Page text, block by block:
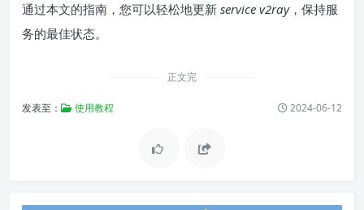
通过本文的指南，您可以轻松地更新 service v2ray，保持服
务的最佳状态。
正文完
发表至： 使用教程 2024-06-12